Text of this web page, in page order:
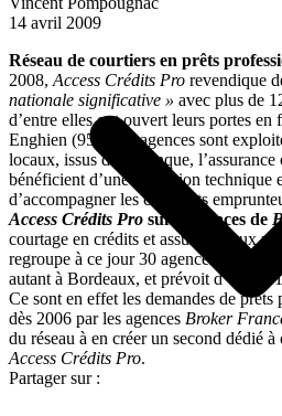
14 avril 2009
Réseau de courtiers en prêts
2008, Access Crédits Pro revendique
nationale significative » avec plus de
d’entre elles ont ouvert leurs portes
Enghien (95). Ces agences sont
locaux, issus de la banque,
bénéficient d’une formation technique
d’accompagner les candidats
Access Crédits Pro suit les traces de
courtage en crédits et assurance aux
regroupe à ce jour 30 agences en
autant à Bordeaux, et prévoit d’ouvrir
Ce sont en effet les demandes de prêts
dès 2006 par les agences Broker
du réseau à en créer un second dédié
Access Crédits Pro.
Partager sur :